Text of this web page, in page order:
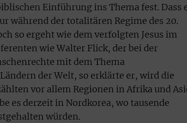
Einführung ins Thema fest. Dass
während der totalitären Regime des 20.
so ergeht wie dem verfolgten Jesus im
wie Walter Flick, der bei der
mit dem Thema
der Welt, so erklärte er, wird die
vor allem Regionen in Afrika und
es derzeit in Nordkorea, wo tausende
würden.